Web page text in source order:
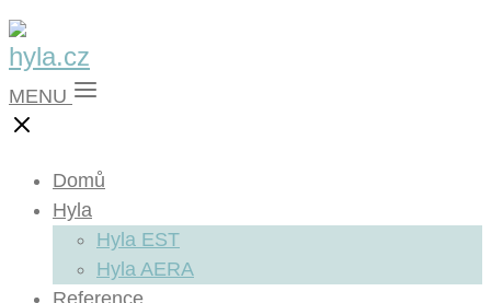
MENU
Domů
Hyla
Hyla EST
Hyla AERA
Reference